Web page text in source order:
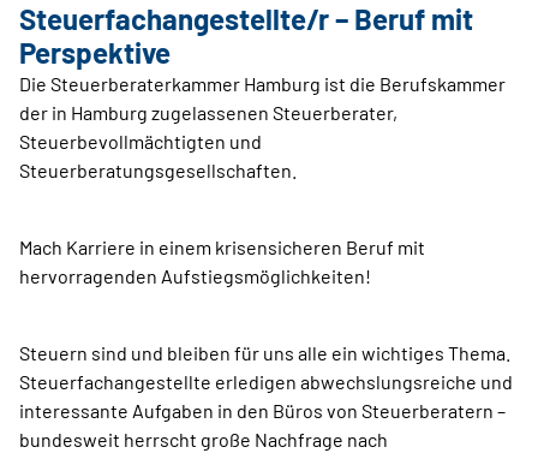
Steuerfachangestellte/r – Beruf mit
Perspektive
Die Steuerberaterkammer Hamburg ist die Berufskammer
der in Hamburg zugelassenen Steuerberater,
Steuerbevollmächtigten und
Steuerberatungsgesellschaften.
Mach Karriere in einem krisensicheren Beruf mit
hervorragenden Aufstiegsmöglichkeiten!
Steuern sind und bleiben für uns alle ein wichtiges Thema.
Steuerfachangestellte erledigen abwechslungsreiche und
interessante Aufgaben in den Büros von Steuerberatern –
bundesweit herrscht große Nachfrage nach